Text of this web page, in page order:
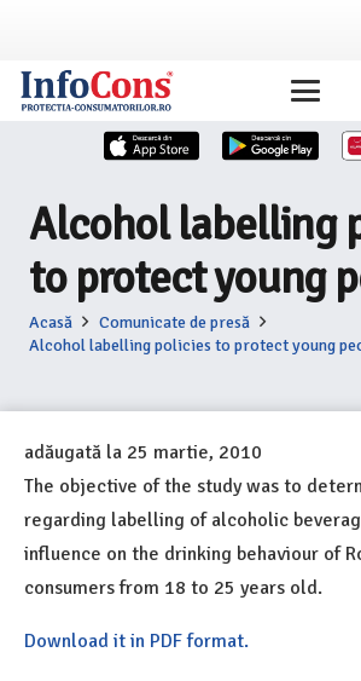
Alcohol labelling
to protect young
Acasă
Comunicate de presă
Alcohol labelling policies to protect young
adăugată la 25 martie, 2010
The objective of the study was to
regarding labelling of alcoholic
influence on the drinking behaviour of
consumers from 18 to 25 years old.
Download it in PDF format.